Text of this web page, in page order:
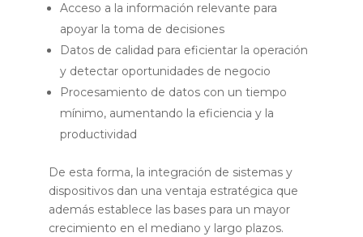
Acceso a la información relevante para
apoyar la toma de decisiones
Datos de calidad para eficientar la operación
y detectar oportunidades de negocio
Procesamiento de datos con un tiempo
mínimo, aumentando la eficiencia y la
productividad
De esta forma, la integración de sistemas y
dispositivos dan una ventaja estratégica que
además establece las bases para un mayor
crecimiento en el mediano y largo plazos.